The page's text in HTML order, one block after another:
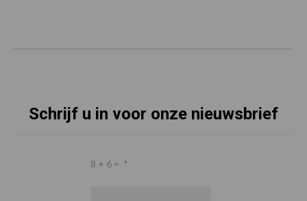
Schrijf u in voor onze nieuwsbrief
8 + 6 = *